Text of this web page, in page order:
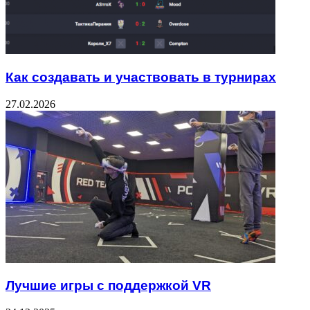
Как создавать и участвовать в турнирах
27.02.2026
Лучшие игры с поддержкой VR